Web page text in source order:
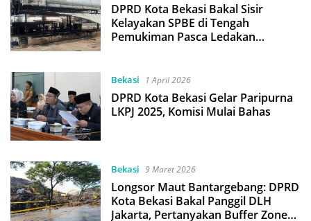
DPRD Kota Bekasi Bakal Sisir
Kelayakan SPBE di Tengah
Pemukiman Pasca Ledakan
Bekasi 1 April 2026
DPRD Kota Bekasi Gelar Paripurna
LKPJ 2025, Komisi Mulai Bahas
Bekasi 9 Maret 2026
Longsor Maut Bantargebang: DPRD
Kota Bekasi Bakal Panggil DLH
Jakarta, Pertanyakan Buffer Zone